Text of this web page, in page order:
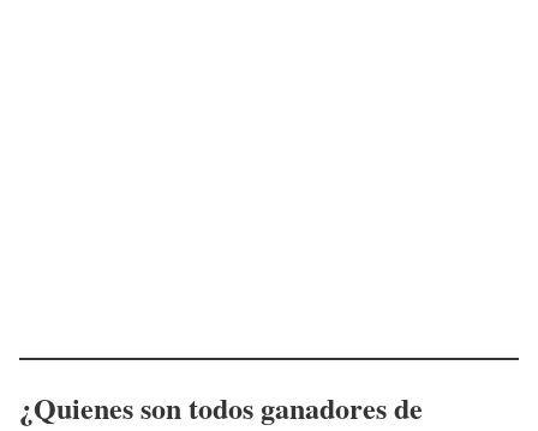
¿Quienes son todos ganadores de